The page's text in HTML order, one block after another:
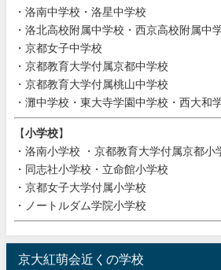
・洛南中学校・洛星中学校
・洛北高校附属中学校・西京高校附属中
・京都女子中学校
・京都教育大学付属京都中学校
・京都教育大学付属桃山中学校
・灘中学校・東大寺学園中学校・西大和
【小学校】
・洛南小学校 ・京都教育大学付属京都小
・同志社小学校・立命館小学校
・京都女子大学付属小学校
・ノートルダム学院小学校
京大紅萌会近くの学校